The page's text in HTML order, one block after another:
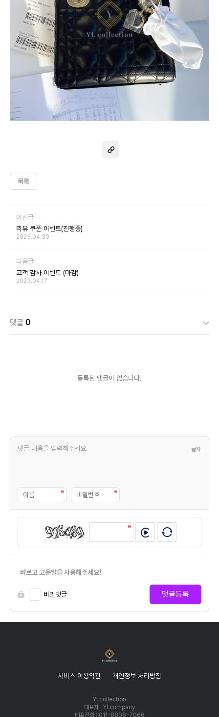
목록
이전글
리뷰 쿠폰 이벤트(진행중)
2023.04.30
다음글
고객 감사 이벤트 (마감)
2023.04.17
댓글 0
등록된 댓글이 없습니다.
글자
바르고 고운말을 사용해주세요!
비밀댓글 댓글등록
서비스 이용약관 개인정보 처리방침
YLcollection
대표자 : YLcompany
대표전화 : 011-8808-7066